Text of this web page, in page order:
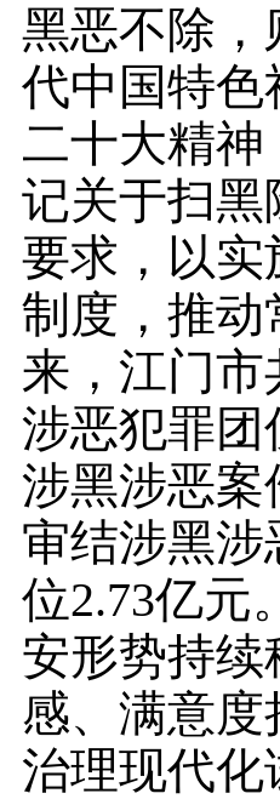
黑恶不除，
代中国特色
二十大精
记关于扫黑
要求，以实
制度，推动
来，江门市
涉恶犯罪团
涉黑涉恶案
审结涉黑涉
位2.73亿元
安形势持
感、满意
治理现代